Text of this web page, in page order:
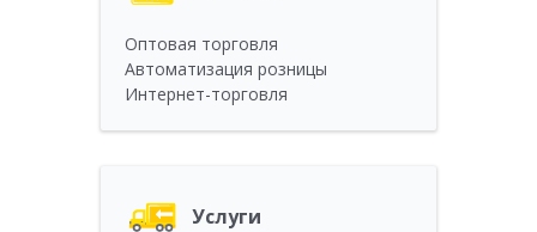
Оптовая торговля
Автоматизация розницы
Интернет-торговля
Услуги